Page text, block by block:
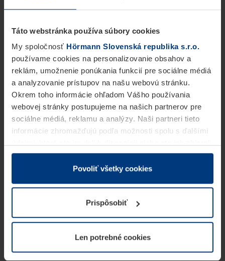
Táto webstránka používa súbory cookies
My spoločnosť Hörmann Slovenská republika s.r.o.
používame cookies na personalizovanie obsahov a
reklám, umožnenie ponúkania funkcií pre sociálne médiá
a analyzovanie prístupov na našu webovú stránku.
Okrem toho informácie ohľadom Vášho používania
webovej stránky postupujeme na našich partnerov pre
sociálne médiá, reklamu a analýzy. Naši partneri tieto
informácie zhromažďujú podľa možnosti spolu s ďalšími
v rámci Vášho využívania služieb.
Z právneho hľadiska môžeme cookies ukladať na Vašom
prevádzku tejto stránky. Pre všetky ostatné typy cookie
potrebujeme Vaše povolenie. Vaše povolenie môžete
kedykoľvek zmeniť alebo odvolať vo vysvetlení cookie
našej webovej stránky.
Povoliť všetky cookies
Prispôsobiť
Len potrebné cookies